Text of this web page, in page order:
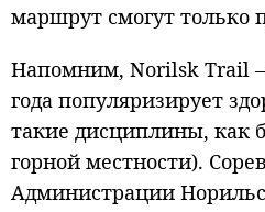
маршрут смогут только
Напомним, Norilsk Trail –
года популяризирует
такие дисциплины, как
горной местности).
Администрации